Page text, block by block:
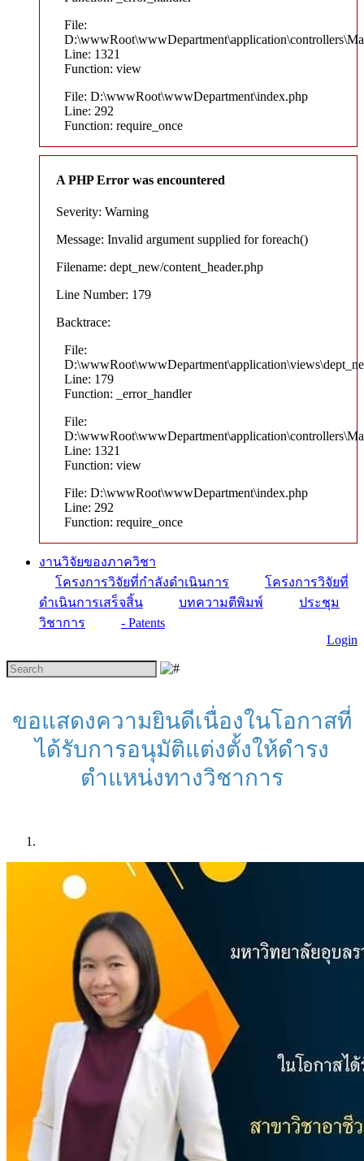
File:
Line: 1321
Function: view
File: D:\wwwRoot\wwwDepartment\index.php
Line: 292
Function: require_once
A PHP Error was encountered
Severity: Warning
Message: Invalid argument supplied for foreach()
Filename: dept_new/content_header.php
Line Number: 179
Backtrace:
File:
Line: 179
Function: _error_handler
File:
Line: 1321
Function: view
File: D:\wwwRoot\wwwDepartment\index.php
Line: 292
Function: require_once
งานวิจัยของภาควิชา
โครงการวิจัยที่กำลังดำเนินการ
โครงการวิจัยที่
ดำเนินการเสร็จสิ้น
บทความตีพิมพ์
ประชุม
วิชาการ
- Patents
Login
ขอแสดงความยินดีเนื่องในโอกาสที่
ได้รับการอนุมัติแต่งตั้งให้ดำรง
ตำแหน่งทางวิชาการ